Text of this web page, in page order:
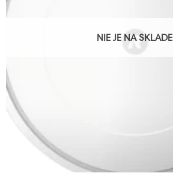
NIE JE NA SKLADE